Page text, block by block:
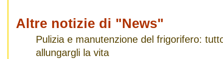
Altre notizie di "News"
Pulizia e manutenzione del frigorifero:
allungargli la vita